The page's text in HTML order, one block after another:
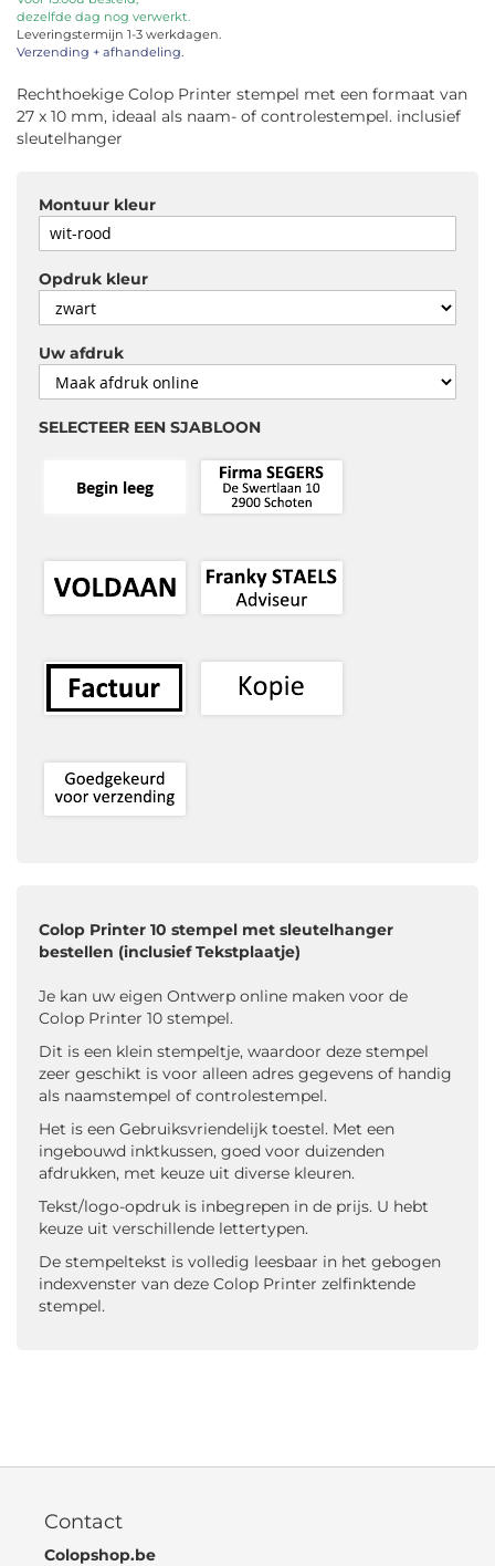
de
afbeeldingen-
dezelfde dag nog verwerkt.
Leveringstermijn 1-3 werkdagen.
Verzending + afhandeling.
Rechthoekige Colop Printer stempel met een formaat van
27 x 10 mm, ideaal als naam- of controlestempel. inclusief
sleutelhanger
Montuur kleur
Opdruk kleur
Uw afdruk
SELECTEER EEN SJABLOON
Begin leeg
Colop Printer 10 stempel met sleutelhanger
bestellen (inclusief Tekstplaatje)
Je kan uw eigen Ontwerp online maken voor de
Colop Printer 10 stempel.
Dit is een klein stempeltje, waardoor deze stempel
zeer geschikt is voor alleen adres gegevens of handig
als naamstempel of controlestempel.
Het is een Gebruiksvriendelijk toestel. Met een
ingebouwd inktkussen, goed voor duizenden
afdrukken, met keuze uit diverse kleuren.
Tekst/logo-opdruk is inbegrepen in de prijs. U hebt
keuze uit verschillende lettertypen.
De stempeltekst is volledig leesbaar in het gebogen
indexvenster van deze Colop Printer zelfinktende
stempel.
Contact
Colopshop.be